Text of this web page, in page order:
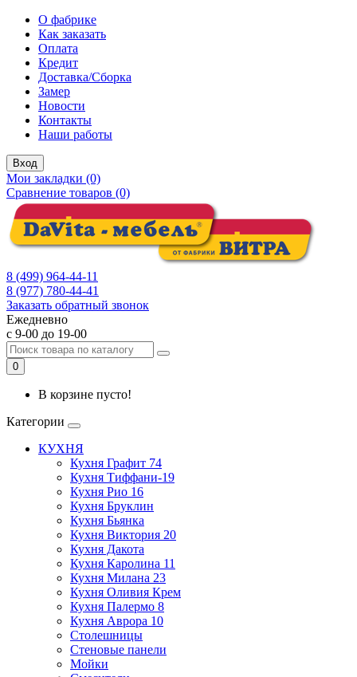
О фабрике
Как заказать
Оплата
Кредит
Доставка/Сборка
Замер
Новости
Контакты
Наши работы
Вход
Мои закладки (0)
Сравнение товаров (0)
8 (499) 964-44-11
8 (977) 780-44-41
Заказать обратный звонок
Ежедневно
с 9-00 до 19-00
0
В корзине пусто!
Категории
КУХНЯ
Кухня Графит 74
Кухня Тиффани-19
Кухня Рио 16
Кухня Бруклин
Кухня Бьянка
Кухня Виктория 20
Кухня Дакота
Кухня Каролина 11
Кухня Милана 23
Кухня Оливия Крем
Кухня Палермо 8
Кухня Аврора 10
Столешницы
Стеновые панели
Мойки